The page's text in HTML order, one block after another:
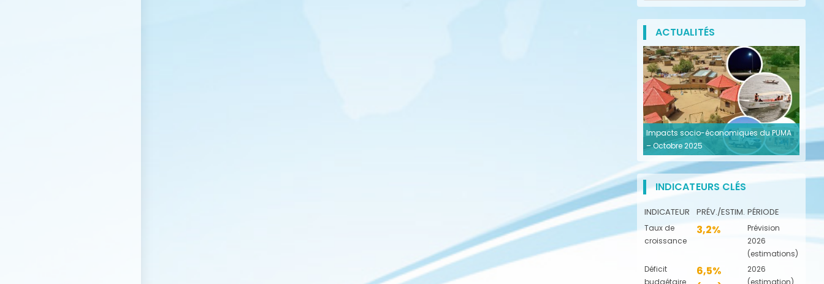
ACTUALITÉS
Impacts socio-économiques du PUMA
– Octobre 2025
INDICATEURS CLÉS
INDICATEUR PRÉV./ESTIM. PÉRIODE
Taux de
croissance
3,2%
Prévision
2026
(estimations)
Déficit
budgétaire
6,5%
2026
(estimation)